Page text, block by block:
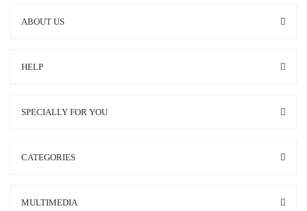
ABOUT US
HELP
SPECIALLY FOR YOU
CATEGORIES
MULTIMEDIA